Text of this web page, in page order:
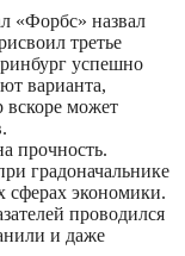
«Форбс» назвал
третье
успешно
варианта,
вскоре может
прочность.
градоначальнике
сферах экономики.
проводился
и даже